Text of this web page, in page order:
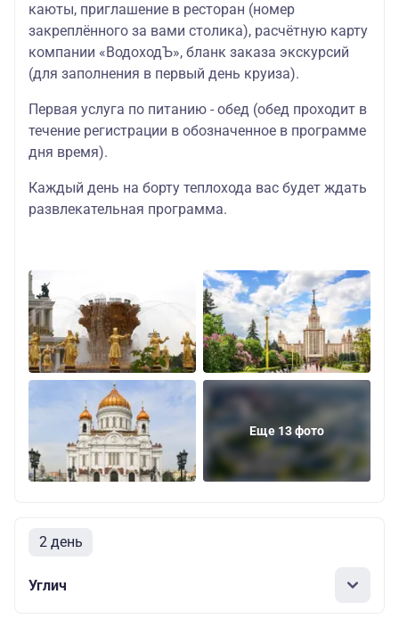
каюты, приглашение в ресторан (номер
закреплённого за вами столика), расчётную карту
компании «ВодоходЪ», бланк заказа экскурсий
(для заполнения в первый день круиза).
Первая услуга по питанию - обед (обед проходит в
течение регистрации в обозначенное в программе
дня время).
Каждый день на борту теплохода вас будет ждать
развлекательная программа.
Еще 13 фото
2 день
Углич